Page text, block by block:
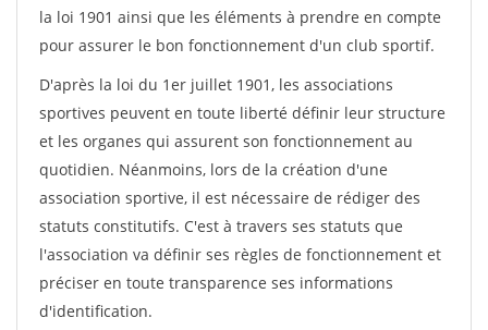
la loi 1901 ainsi que les éléments à prendre en compte
pour assurer le bon fonctionnement d'un club sportif.
D'après la loi du 1er juillet 1901, les associations
sportives peuvent en toute liberté définir leur structure
et les organes qui assurent son fonctionnement au
quotidien. Néanmoins, lors de la création d'une
association sportive, il est nécessaire de rédiger des
statuts constitutifs. C'est à travers ses statuts que
l'association va définir ses règles de fonctionnement et
préciser en toute transparence ses informations
d'identification.